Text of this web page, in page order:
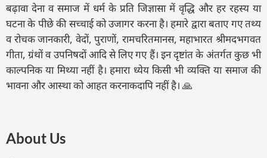
बढ़ावा देना व समाज में धर्म के प्रति जिज्ञासा में वृद्धि और हर रहस्य या
घटना के पीछे की सच्चाई को उजागर करना है। हमारे द्वारा बताए गए तथ्य
व रोचक जानकारी, वेदों, पुराणों, रामचरितमानस, महाभारत श्रीमदभगवत
गीता, ग्रंथों व उपनिषदों आदि से लिए गए हैं। इन दृष्टांत के अंतर्गत कुछ भी
काल्पनिक या मिथ्या नहीं है। हमारा ध्येय किसी भी व्यक्ति या समाज की
भावना और आस्था को आहत करनाकदापि नहीं है। 🙏
About Us